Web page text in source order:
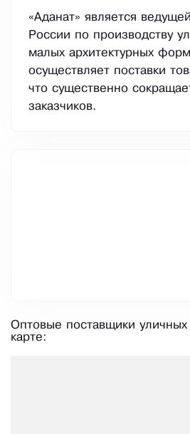
«Аданат» является
России по производству
малых архитектурных
осуществляет поставки
что существенно
заказчиков.
Оптовые поставщики
карте: